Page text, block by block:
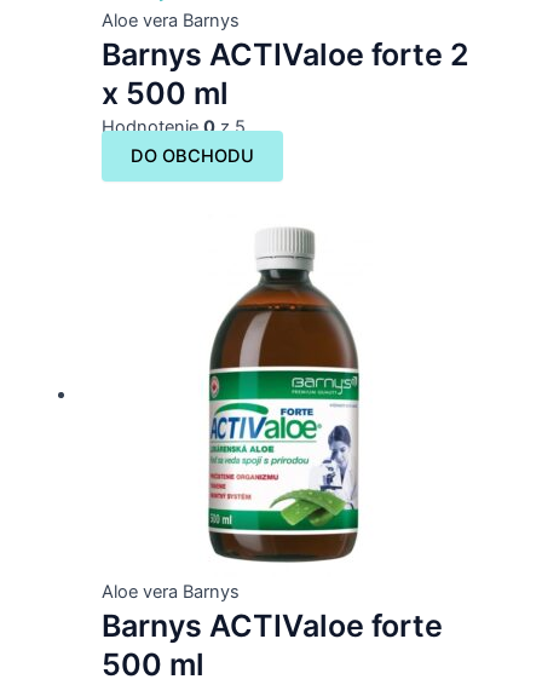
Aloe vera Barnys
Barnys ACTIValoe forte 2
x 500 ml
Hodnotenie0z 5
DO OBCHODU
Aloe vera Barnys
Barnys ACTIValoe forte
500 ml